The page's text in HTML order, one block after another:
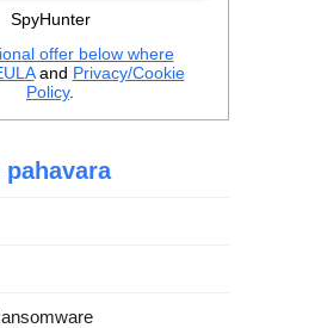
SpyHunter
offer below where
and Privacy/Cookie
Policy.
pahavara